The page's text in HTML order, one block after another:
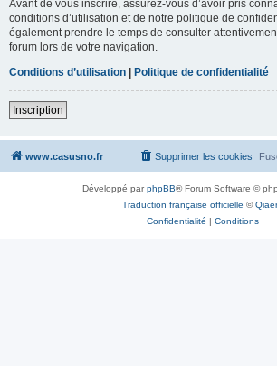
Avant de vous inscrire, assurez-vous d’avoir pris
conditions d’utilisation et de notre politique de
également prendre le temps de consulter
forum lors de votre navigation.
Conditions d’utilisation | Politique de confidentialité
Inscription
www.casusno.fr Supprimer les cookies
Développé parphpBB® Forum Software ©
Traduction française officielle ©
Confidentialité | Conditions